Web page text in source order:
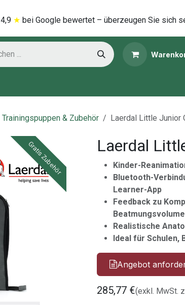
4,9 ★ bei Google bewertet – überzeugen Sie sich
Trainingspuppen & Zubehör Laerdal Little Junior
Gratis Zubehör Laerdal
Kinder-
Bluetooth-
Learner-App
Feedback zu
Realistische
Ideal für Schulen,
Angebot
285,77 €(exkl. MwSt.